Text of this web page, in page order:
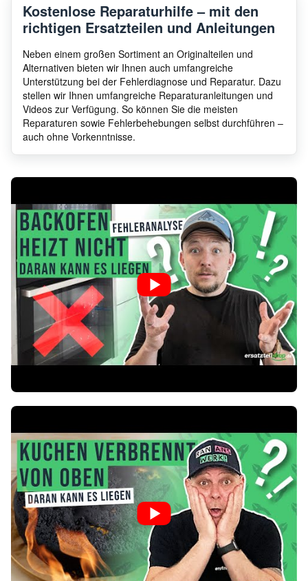
Kostenlose Reparaturhilfe – mit den
richtigen Ersatzteilen und Anleitungen
Neben einem großen Sortiment an Originalteilen und
Alternativen bieten wir Ihnen auch umfangreiche
Unterstützung bei der Fehlerdiagnose und Reparatur. Dazu
stellen wir Ihnen umfangreiche Reparaturanleitungen und
Videos zur Verfügung. So können Sie die meisten
Reparaturen sowie Fehlerbehebungen selbst durchführen –
auch ohne Vorkenntnisse.